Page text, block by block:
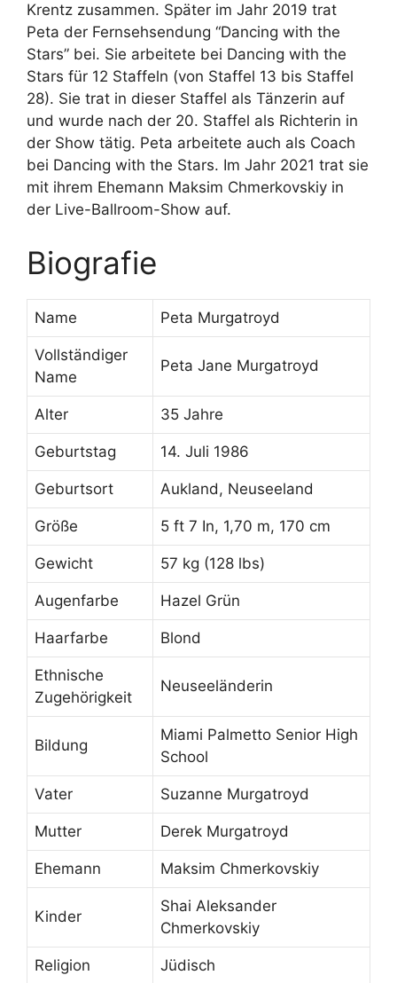
Krentz zusammen. Später im Jahr 2019 trat
Peta der Fernsehsendung “Dancing with the
Stars” bei. Sie arbeitete bei Dancing with the
Stars für 12 Staffeln (von Staffel 13 bis Staffel
28). Sie trat in dieser Staffel als Tänzerin auf
und wurde nach der 20. Staffel als Richterin in
der Show tätig. Peta arbeitete auch als Coach
bei Dancing with the Stars. Im Jahr 2021 trat sie
mit ihrem Ehemann Maksim Chmerkovskiy in
der Live-Ballroom-Show auf.
Biografie
Name Peta Murgatroyd
Vollständiger
Name
Peta Jane Murgatroyd
Alter 35 Jahre
Geburtstag 14. Juli 1986
Geburtsort Aukland, Neuseeland
Größe 5 ft 7 In, 1,70 m, 170 cm
Gewicht 57 kg (128 lbs)
Augenfarbe Hazel Grün
Haarfarbe Blond
Ethnische
Zugehörigkeit
Neuseeländerin
Bildung
Miami Palmetto Senior High
School
Vater Suzanne Murgatroyd
Mutter Derek Murgatroyd
Ehemann Maksim Chmerkovskiy
Kinder
Shai Aleksander
Chmerkovskiy
Religion Jüdisch